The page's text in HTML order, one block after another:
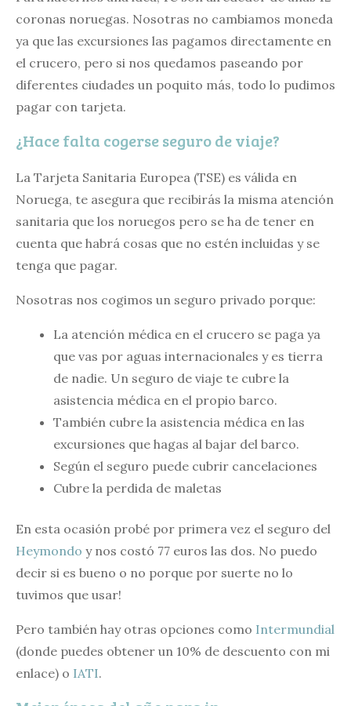
coronas noruegas. Nosotras no cambiamos moneda
ya que las excursiones las pagamos directamente en
el crucero, pero si nos quedamos paseando por
diferentes ciudades un poquito más, todo lo pudimos
pagar con tarjeta.
¿Hace falta cogerse seguro de viaje?
La Tarjeta Sanitaria Europea (TSE) es válida en
Noruega, te asegura que recibirás la misma atención
sanitaria que los noruegos pero se ha de tener en
cuenta que habrá cosas que no estén incluidas y se
tenga que pagar.
Nosotras nos cogimos un seguro privado porque:
La atención médica en el crucero se paga ya
que vas por aguas internacionales y es tierra
de nadie. Un seguro de viaje te cubre la
asistencia médica en el propio barco.
También cubre la asistencia médica en las
excursiones que hagas al bajar del barco.
Según el seguro puede cubrir cancelaciones
Cubre la perdida de maletas
En esta ocasión probé por primera vez el seguro del
Heymondo y nos costó 77 euros las dos. No puedo
decir si es bueno o no porque por suerte no lo
tuvimos que usar!
Pero también hay otras opciones como Intermundial
(donde puedes obtener un 10% de descuento con mi
enlace) o IATI.